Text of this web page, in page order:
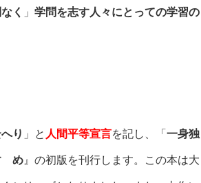
く 」 学問を志す人々にとっての学習の
り 」と 人間平等宣言を記し、「 一身独
め 』の初版を刊行します。この本は大